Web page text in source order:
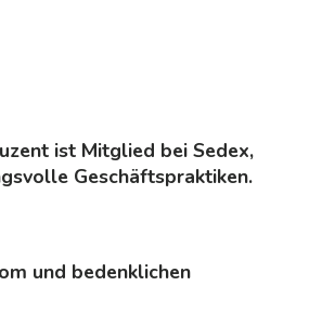
ist Mitglied bei Sedex,
Geschäftspraktiken.
und bedenklichen